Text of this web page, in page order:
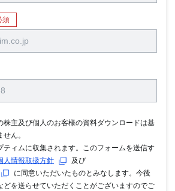
須
株主及び個人のお客様の資料ダウンロードは基
ん。
ティムに収集されます。このフォームを送信す
人情報取扱方針
及び
に同意いただいたものとみなします。今後
どを送らせていただくことがございますのでご